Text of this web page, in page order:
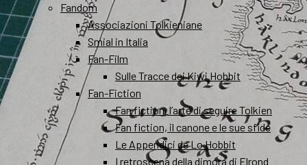
Fandom
Associazioni Tolkieniane
Smial in Italia
Fan-Film
Sulle Tracce dei Kiwi Hobbit
Fan-Fiction
Fan fiction, l’arte di seguire Tolkien
Fan fiction, il canone e le sue sfide
Le Appendici de Lo Hobbit
I retroscena della dimora di Elrond